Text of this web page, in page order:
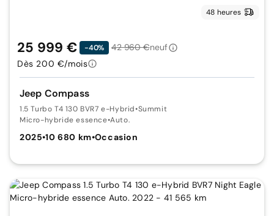
48 heures
Jeep Compass
1.5 Turbo T4 130 BVR7 e-Hybrid•Summit
Micro-hybride essence•Auto.
2025•10 680 km•Occasion
25 999 € -40% 42 960 €neuf
Dès 200 €/mois